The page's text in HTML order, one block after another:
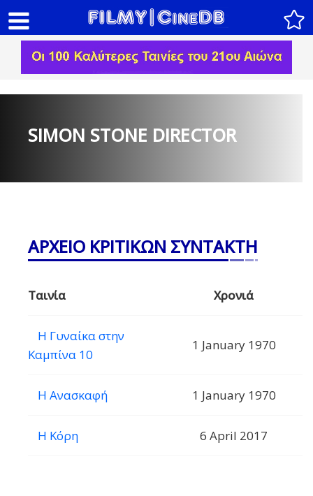
SIMON STONE DIRECTOR
ΑΡΧΕΙΟ ΚΡΙΤΙΚΩΝ ΣΥΝΤΑΚΤΗ
Ταινία Χρονιά
Η Γυναίκα στην
Καμπίνα 10
1 January 1970
Η Ανασκαφή 1 January 1970
Η Κόρη 6 April 2017